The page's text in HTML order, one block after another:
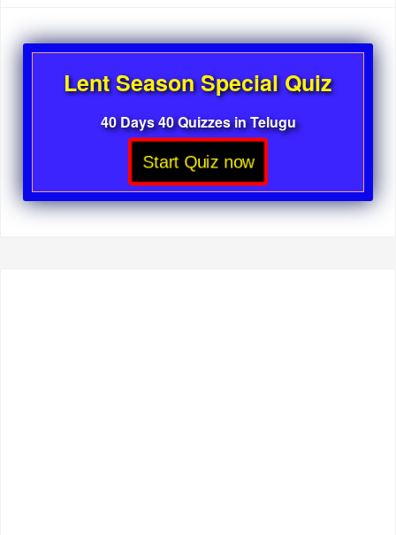
Lent Season Special Quiz
40 Days 40 Quizzes in Telugu
Start Quiz now